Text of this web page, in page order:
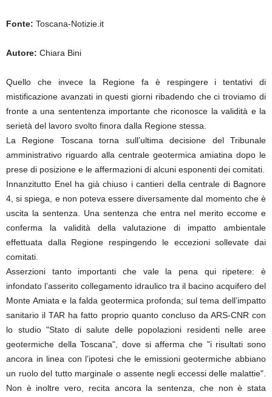
Fonte: Toscana-Notizie.it
Autore: Chiara Bini
Quello che invece la Regione fa è respingere i tentativi di
mistificazione avanzati in questi giorni ribadendo che ci troviamo di
fronte a una sententenza importante che riconosce la validità e la
serietà del lavoro svolto finora dalla Regione stessa.
La Regione Toscana torna sull’ultima decisione del Tribunale
amministrativo riguardo alla centrale geotermica amiatina dopo le
prese di posizione e le affermazioni di alcuni esponenti dei comitati.
Innanzitutto Enel ha già chiuso i cantieri della centrale di Bagnore
4, si spiega, e non poteva essere diversamente dal momento che è
uscita la sentenza. Una sentenza che entra nel merito eccome e
conferma la validità della valutazione di impatto ambientale
effettuata dalla Regione respingendo le eccezioni sollevate dai
comitati.
Asserzioni tanto importanti che vale la pena qui ripetere: è
infondato l’asserito collegamento idraulico tra il bacino acquifero del
Monte Amiata e la falda geotermica profonda; sul tema dell’impatto
sanitario il TAR ha fatto proprio quanto concluso da ARS-CNR con
lo studio "Stato di salute delle popolazioni residenti nelle aree
geotermiche della Toscana", dove si afferma che "i risultati sono
ancora in linea con l’ipotesi che le emissioni geotermiche abbiano
un ruolo del tutto marginale o assente negli eccessi delle malattie".
Non è inoltre vero, recita ancora la sentenza, che non è stata